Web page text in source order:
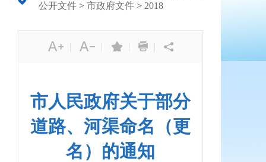
公开文件 > 市政府文件 > 2018
| | | |
市人民政府关于部分
道路、河渠命名（更
名）的通知